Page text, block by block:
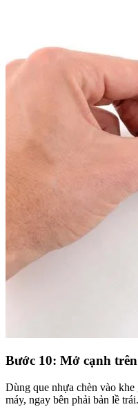
Bước 10: Mở cạnh
Dùng que nhựa chèn vào
máy, ngay bên phải bản lề trái.